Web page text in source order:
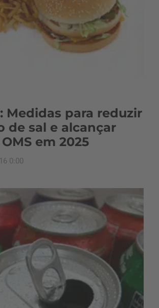
Medidas para reduzir
de sal e alcançar
em 2025
0:00